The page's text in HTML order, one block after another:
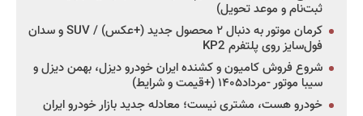
ثبت‌نام و موعد تحویل)
کرمان موتور به دنبال ۲ محصول جدید (+عکس) / SUV و سدان
فول‌سایز روی پلتفرم KP2
شروع فروش کامیون و کشنده ایران خودرو دیزل، بهمن دیزل و
سیبا موتور -مرداد۱۴۰۵ (+قیمت و شرایط)
خودرو هست، مشتری نیست؛ معادله جدید بازار خودرو ایران